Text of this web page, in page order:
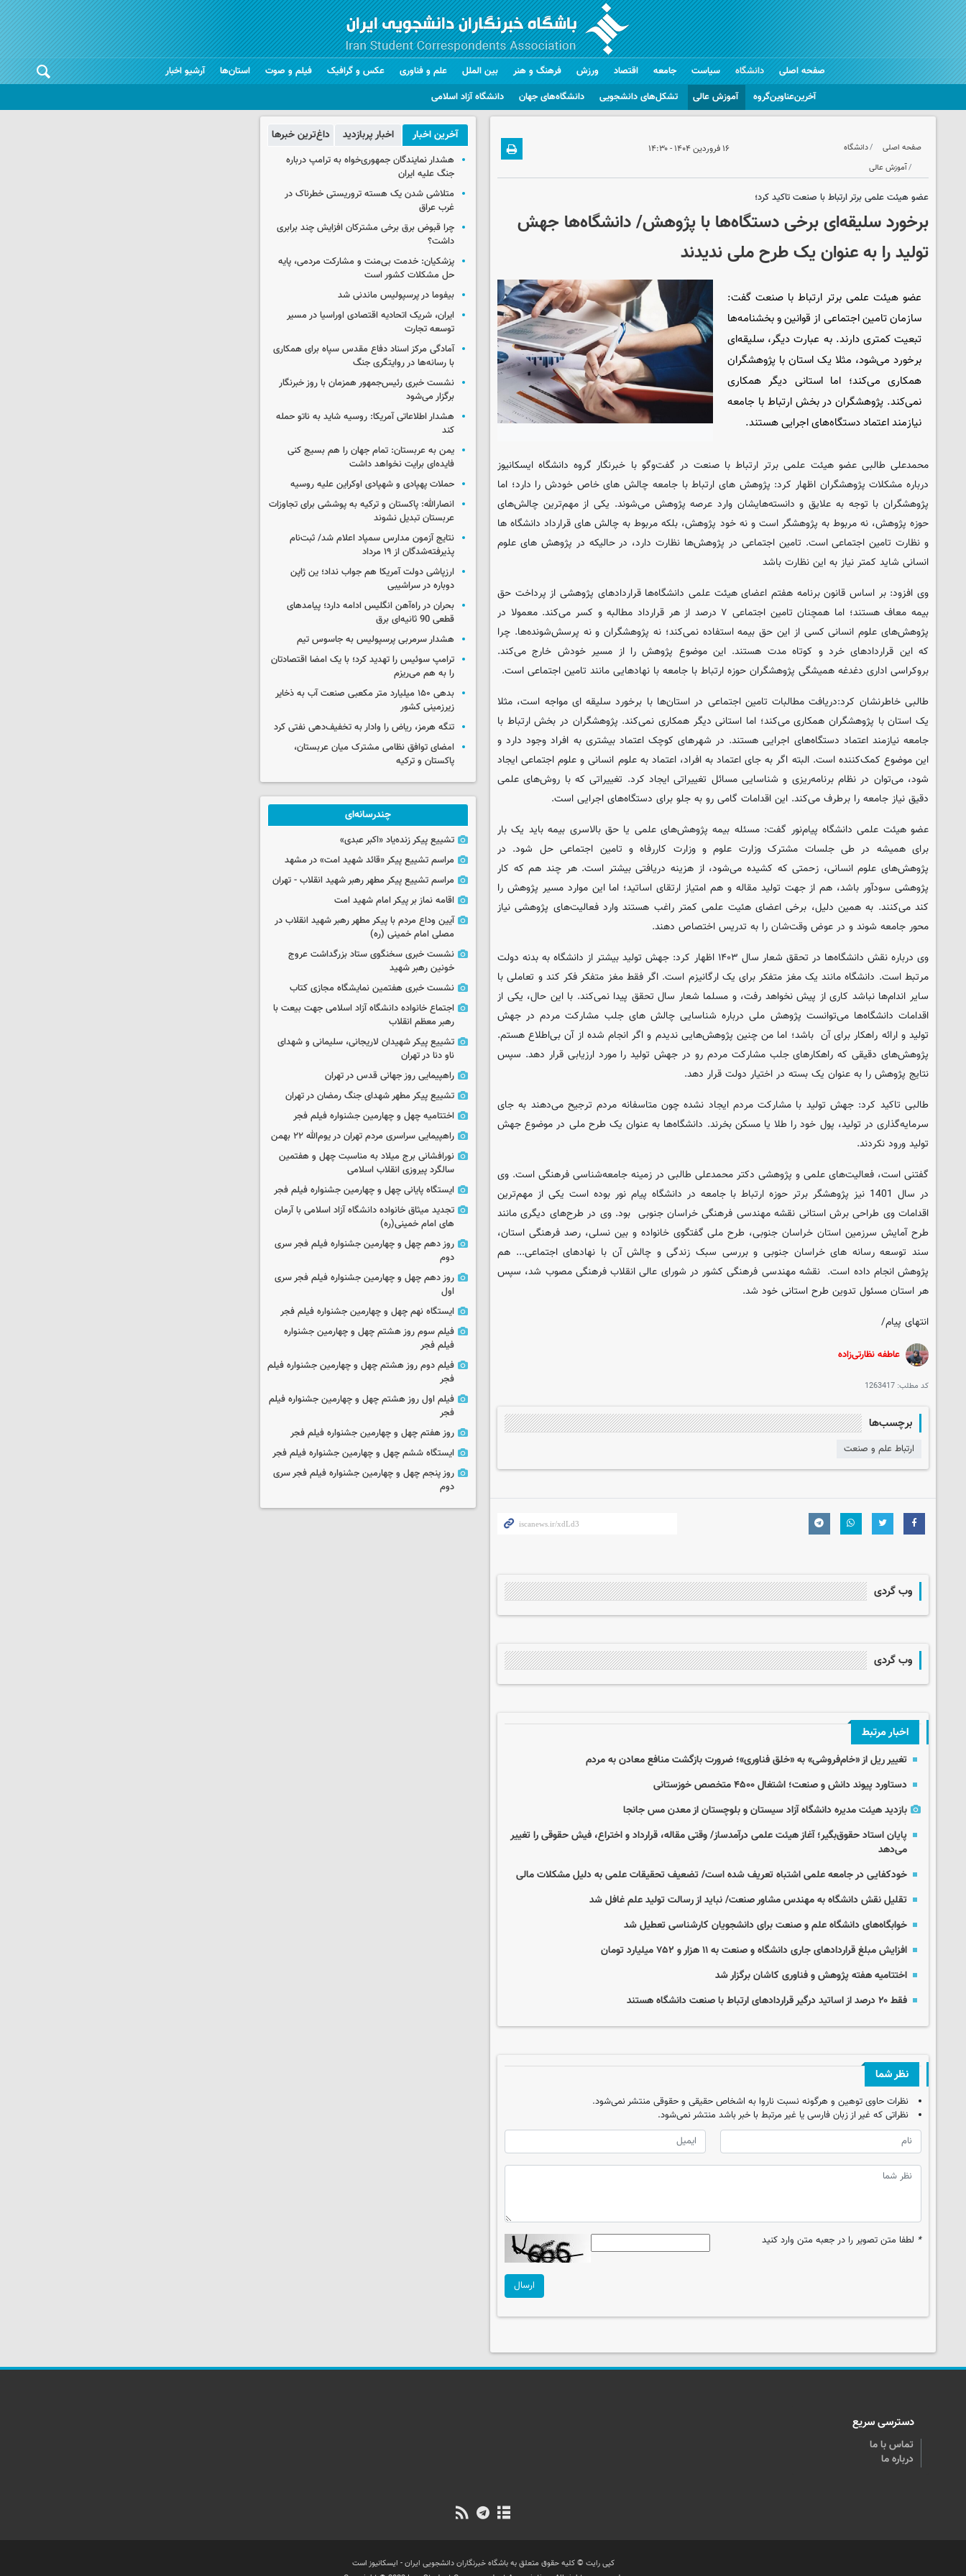
صفحه اصلی
دانشگاه
آخرین‌عناوین‌گروه
آموزش عالی تشکل‌های دانشجویی دانشگاه‌های جهان دانشگاه آزاد اسلامی
سیاست جامعه اقتصاد ورزش فرهنگ و هنر بین الملل علم و فناوری عکس و گرافیک فیلم و صوت استان‌ها آرشیو اخبار
صفحه اصلی
دانشگاه
آموزش عالی
۱۶ فروردین ۱۴۰۴ - ۱۴:۳۰
عضو هیئت علمی برتر ارتباط با صنعت تاکید کرد؛
برخورد سلیقه‌ای برخی دستگاه‌ها با پژوهش/ دانشگاه‌ها جهش
تولید را به عنوان یک طرح ملی ندیدند
عضو هیئت علمی برتر ارتباط با صنعت گفت:
سازمان تامین اجتماعی از قوانین و بخشنامه‌ها
تبعیت کمتری دارند. به عبارت دیگر، سلیقه‌ای
برخورد می‌شود، مثلا یک استان با پژوهشگران
همکاری می‌کند؛ اما استانی دیگر همکاری
نمی‌کند. پژوهشگران در بخش ارتباط با جامعه
نیازمند اعتماد دستگاه‌های اجرایی هستند.
محمدعلی طالبی عضو هیئت علمی برتر ارتباط با صنعت در گفت‌وگو با خبرنگار گروه دانشگاه ایسکانیوز
درباره مشکلات پژوهشگران اظهار کرد: پژوهش های ارتباط با جامعه چالش های خاص خودش را دارد؛ اما
پژوهشگران با توجه به علایق و دانسته‌هایشان وارد عرصه پژوهش می‌شوند. یکی از مهم‌ترین چالش‌های
حوزه پژوهش، نه مربوط به پژوهشگر است و نه خود پژوهش، بلکه مربوط به چالش های قرارداد دانشگاه ها
و نظارت تامین اجتماعی است. تامین اجتماعی در پژوهش‌ها نظارت دارد، در حالیکه در پژوهش های علوم
انسانی شاید کمتر نیاز به این نظارت باشد
وی افزود: بر اساس قانون برنامه هفتم اعضای هیئت علمی دانشگاه‌ها قراردادهای پژوهشی از پرداخت حق
بیمه معاف هستند؛ اما همچنان تامین اجتماعی ۷ درصد از هر قرارداد مطالبه و کسر می‌کند. معمولا در
پژوهش‌های علوم انسانی کسی از این حق بیمه استفاده نمی‌کند؛ نه پژوهشگران و نه پرسش‌شونده‌ها. چرا
که این قراردادهای خرد و کوتاه مدت هستند. این موضوع پژوهش را از مسیر خودش خارج می‌کند.
بروکراسی اداری دغدغه همیشگی پژوهشگران حوزه ارتباط با جامعه با نهادهایی مانند تامین اجتماعی است.
طالبی خاطرنشان کرد:دریافت مطالبات تامین اجتماعی در استان‌ها با برخورد سلیقه ای مواجه است، مثلا
یک استان با پژوهشگران همکاری می‌کند؛ اما استانی دیگر همکاری نمی‌کند. پژوهشگران در بخش ارتباط با
جامعه نیازمند اعتماد دستگاه‌های اجرایی هستند. در شهرهای کوچک اعتماد بیشتری به افراد وجود دارد و
این موضوع کمک‌کننده است. البته اگر به جای اعتماد به افراد، اعتماد به علوم انسانی و علوم اجتماعی ایجاد
شود، می‌توان در نظام برنامه‌ریزی و شناسایی مسائل تغییراتی ایجاد کرد. تغییراتی که با روش‌های علمی
دقیق نیاز جامعه را برطرف می‌کند. این اقدامات گامی رو به جلو برای دستگاه‌های اجرایی است.
عضو هیئت علمی دانشگاه پیام‌نور گفت: مسئله بیمه پژوهش‌های علمی یا حق بالاسری بیمه باید یک بار
برای همیشه در طی جلسات مشترک وزارت علوم و وزارت کاررفاه و تامین اجتماعی حل شود. در
پژوهش‌های علوم انسانی، زحمتی که کشیده می‌شود، از هزینه دریافتی بیشتر است. هر چند هم که کار
پژوهشی سودآور باشد، هم از جهت تولید مقاله و هم امتیاز ارتقای اساتید؛ اما این موارد مسیر پژوهش را
کند می‌کنند. به همین دلیل، برخی اعضای هئیت علمی کمتر راغب هستند وارد فعالیت‌های پژوهشی نیاز
محور جامعه شوند و در عوض وقت‌شان را به تدریس اختصاص دهند.
وی درباره نقش دانشگاه‌ها در تحقق شعار سال ۱۴۰۳ اظهار کرد: جهش تولید بیشتر از دانشگاه به بدنه دولت
مرتبط است. دانشگاه مانند یک مغز متفکر برای یک ارگانیزم است. اگر فقط مغز متفکر فکر کند و تعاملی با
سایر اندام‌ها نباشد کاری از پیش نخواهد رفت، و مسلما شعار سال تحقق پیدا نمی‌کند. با این حال، یکی از
اقدامات دانشگاه‌ها می‌توانست پژوهش ملی درباره شناسایی چالش های جلب مشارکت مردم در جهش
تولید و ارائه راهکار برای آن باشد؛ اما من چنین پژوهش‌هایی ندیدم و اگر انجام شده از آن بی‌اطلاع هستم.
پژوهش‌های دقیقی که راهکارهای جلب مشارکت مردم رو در جهش تولید را مورد ارزیابی قرار دهد. سپس
نتایج پژوهش را به عنوان یک بسته در اختیار دولت قرار دهد.
طالبی تاکید کرد: جهش تولید با مشارکت مردم ایجاد نشده چون متاسفانه مردم ترجیح می‌دهند به جای
سرمایه‌گذاری در تولید، پول خود را طلا یا مسکن بخرند. دانشگاه‌ها به عنوان یک طرح ملی در موضوع جهش
تولید ورود نکردند.
گفتنی است، فعالیت‌های علمی و پژوهشی دکتر محمدعلی طالبی در زمینه جامعه‌شناسی فرهنگی است. وی
در سال 1401 نیز پژوهشگر برتر حوزه ارتباط با جامعه در دانشگاه پیام نور بوده است یکی از مهم‌ترین
اقدامات وی طراحی برش استانی نقشه مهندسی فرهنگی خراسان جنوبی بود. وی در طرح‌های دیگری مانند
طرح آمایش سرزمین استان خراسان جنوبی، طرح ملی گفتگوی خانواده و بین نسلی، رصد فرهنگی استان،
سند توسعه رسانه های خراسان جنوبی و بررسی سبک زندگی و چالش آن با نهادهای اجتماعی... هم
پژوهش انجام داده است. نقشه مهندسی فرهنگی کشور در شورای عالی انقلاب فرهنگی مصوب شد، سپس
هر استان مسئول تدوین طرح استانی خود شد.
انتهای پیام/
عاطفه نظارتی‌زاده
کد مطلب: 1263417
برچسب‌ها
ارتباط علم و صنعت
وب گردی
وب گردی
اخبار مرتبط
تغییر ریل از «خام‌فروشی» به «خلق فناوری»؛ ضرورت بازگشت منافع معادن به مردم
دستاورد پیوند دانش و صنعت؛ اشتغال ۴۵۰۰ متخصص خوزستانی
بازدید هیئت مدیره دانشگاه آزاد سیستان و بلوچستان از معدن مس جانجا
پایان استاد حقوق‌بگیر؛ آغاز هیئت علمی درآمدساز/ وقتی مقاله، قرارداد و اختراع، فیش حقوقی را تغییر
می‌دهد
خودکفایی در جامعه علمی اشتباه تعریف شده است/ تضعیف تحقیقات علمی به دلیل مشکلات مالی
تقلیل نقش دانشگاه به مهندس مشاور صنعت/ نباید از رسالت تولید علم غافل شد
خوابگاه‌های دانشگاه علم و صنعت برای دانشجویان کارشناسی تعطیل شد
افزایش مبلغ قراردادهای جاری دانشگاه‌ و صنعت به ۱۱ هزار و ۷۵۲ میلیارد تومان
اختتامیه هفته پژوهش و فناوری کاشان برگزار شد
فقط ۲۰ درصد از اساتید درگیر قراردادهای ارتباط با صنعت دانشگاه هستند
نظر شما
نظرات حاوی توهین و هرگونه نسبت ناروا به اشخاص حقیقی و حقوقی منتشر نمی‌شود.
نظراتی که غیر از زبان فارسی یا غیر مرتبط با خبر باشد منتشر نمی‌شود.
* لطفا متن تصویر را در جعبه متن وارد کنید
ارسال
آخرین اخبار اخبار پربازدید داغ‌ترین خبرها
هشدار نمایندگان جمهوری‌خواه به ترامپ درباره
جنگ علیه ایران
متلاشی شدن یک هسته تروریستی خطرناک در
غرب عراق
چرا قبوض برق برخی مشترکان افزایش چند برابری
داشت؟
پزشکیان: خدمت بی‌منت و مشارکت مردمی، پایه
حل مشکلات کشور است
بیفوما در پرسپولیس ماندنی شد
ایران، شریک اتحادیه اقتصادی اوراسیا در مسیر
توسعه تجارت
آمادگی مرکز اسناد دفاع مقدس سپاه برای همکاری
با رسانه‌ها در روایتگری جنگ
نشست خبری رئیس‌جمهور همزمان با روز خبرنگار
برگزار می‌شود
هشدار اطلاعاتی آمریکا: روسیه شاید به ناتو حمله
کند
یمن به عربستان: تمام جهان را هم بسیج کنی
فایده‌ای برایت نخواهد داشت
حملات پهپادی و شهپادی اوکراین علیه روسیه
انصارالله: پاکستان و ترکیه به پوششی برای تجاوزات
عربستان تبدیل نشوند
نتایج آزمون مدارس سمپاد اعلام شد/ ثبت‌نام
پذیرفته‌شدگان از ۱۹ مرداد
ارزپاشی دولت آمریکا هم جواب نداد؛ ین ژاپن
دوباره در سراشیبی
بحران در راه‌آهن انگلیس ادامه دارد؛ پیامدهای
قطعی 90 ثانیه‌ای برق
هشدار سرمربی پرسپولیس به جاسوس تیم
ترامپ سوئیس را تهدید کرد؛ با یک امضا اقتصادتان
را به هم می‌ریزم
بدهی ۱۵۰ میلیارد متر مکعبی صنعت آب به ذخایر
زیرزمینی کشور
تنگه هرمز، ریاض را وادار به تخفیف‌دهی نفتی کرد
امضای توافق نظامی مشترک میان عربستان،
پاکستان و ترکیه
چندرسانه‌ای
تشییع پیکر زنده‌یاد «اکبر عبدی»
مراسم تشییع پیکر «قائد شهید امت» در مشهد
مراسم تشییع پیکر مطهر رهبر شهید انقلاب - تهران
اقامه نماز بر پیکر امام شهید امت
آیین وداع مردم با پیکر مطهر رهبر شهید انقلاب در
مصلی امام خمینی (ره)
نشست خبری سخنگوی ستاد بزرگداشت عروج
خونین رهبر شهید
نشست خبری هفتمین نمایشگاه مجازی کتاب
اجتماع خانواده دانشگاه آزاد اسلامی جهت بیعت با
رهبر معظم انقلاب
تشییع پیکر شهیدان لاریجانی، سلیمانی و شهدای
ناو دنا در تهران
راهپیمایی روز جهانی قدس در تهران
تشییع پیکر مطهر شهدای جنگ رمضان در تهران
اختتامیه چهل و چهارمین جشنواره فیلم فجر
راهپیمایی سراسری مردم تهران در یوم‌الله ۲۲ بهمن
نورافشانی برج میلاد به مناسبت چهل‌ و هفتمین
سالگرد پیروزی انقلاب اسلامی
ایستگاه پایانی چهل و چهارمین جشنواره فیلم فجر
تجدید میثاق خانواده دانشگاه آزاد اسلامی با آرمان
های امام خمینی(ره)
روز دهم چهل و چهارمین جشنواره فیلم فجر سری
دوم
روز دهم چهل و چهارمین جشنواره فیلم فجر سری
اول
ایستگاه نهم چهل و چهارمین جشنواره فیلم فجر
فیلم سوم روز هشتم چهل و چهارمین جشنواره
فیلم فجر
فیلم دوم روز هشتم چهل و چهارمین جشنواره فیلم
فجر
فیلم اول روز هشتم چهل و چهارمین جشنواره فیلم
فجر
روز هفتم چهل و چهارمین جشنواره فیلم فجر
ایستگاه ششم چهل و چهارمین جشنواره فیلم فجر
روز پنجم چهل و چهارمین جشنواره فیلم فجر سری
دوم
دسترسی سریع
تماس با ما
درباره ما
کپی رایت © کلیه حقوق متعلق به باشگاه خبرنگاران دانشجویی ایران - ایسکانیوز است